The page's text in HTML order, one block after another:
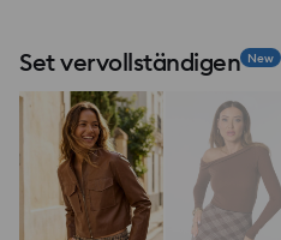
Set vervollständigen New